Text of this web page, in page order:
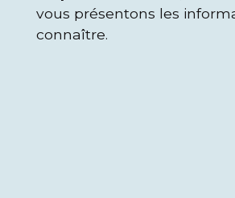
vous présentons les
connaître.